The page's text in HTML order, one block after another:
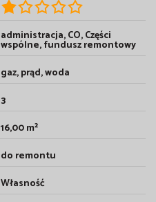
administracja, CO, Części
wspólne, fundusz remontowy
gaz, prąd, woda
3
16,00 m²
do remontu
Własność